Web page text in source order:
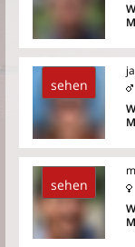
sehen
sehen